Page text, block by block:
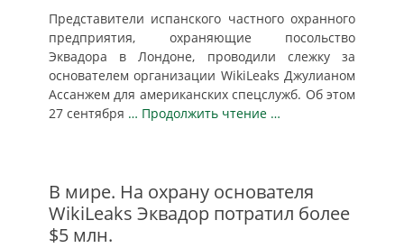
Представители испанского частного охранного
предприятия, охраняющие посольство
Эквадора в Лондоне, проводили слежку за
основателем организации WikiLeaks Джулианом
Ассанжем для американских спецслужб. Об этом
27 сентября … Продолжить чтение …
В мире. На охрану основателя
WikiLeaks Эквадор потратил более
$5 млн.